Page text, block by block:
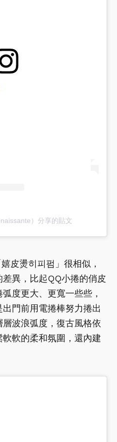
）分享的貼文
皮燙히피펌」很相似，
異，比起QQ小捲的俏皮
度更大、更寬一些些，
門前用電捲棒努力捲出
波浪弧度，復古風格依
軟的柔和氛圍，還內建